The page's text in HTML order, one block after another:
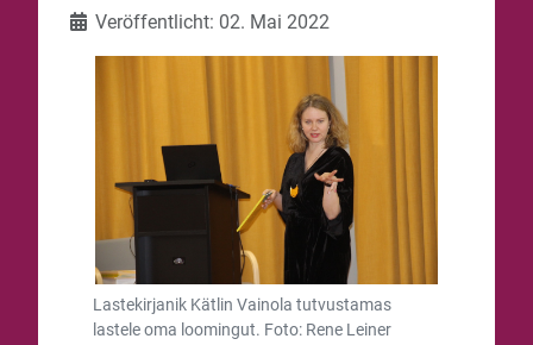
Veröffentlicht: 02. Mai 2022
Lastekirjanik Kätlin Vainola tutvustamas
lastele oma loomingut. Foto: Rene Leiner